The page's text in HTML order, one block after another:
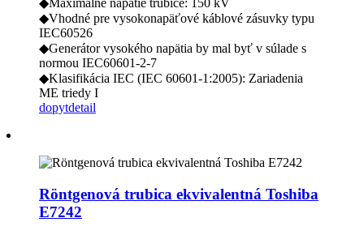
◆Maximálne napätie trubice: 150 kV
◆Vhodné pre vysokonapäťové káblové zásuvky typu
IEC60526
◆Generátor vysokého napätia by mal byť v súlade s
normou IEC60601-2-7
◆Klasifikácia IEC (IEC 60601-1:2005): Zariadenia
ME triedy I
dopytdetail
Röntgenová trubica ekvivalentná Toshiba
E7242